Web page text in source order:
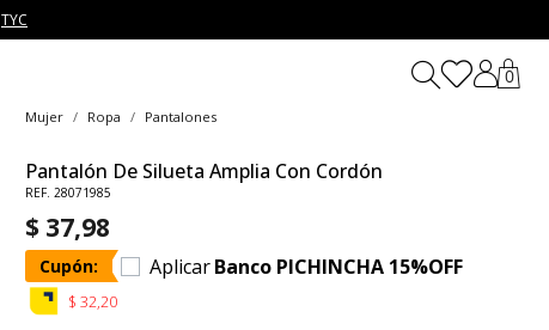
TYC
0
Mujer Ropa Pantalones
Pantalón De Silueta Amplia Con Cordón
REF. 28071985
$ 37,98
Cupón: Aplicar Banco PICHINCHA 15%OFF
$ 32,20